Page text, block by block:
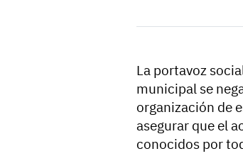
La portavoz
municipal se
organización de
asegurar que el
conocidos por